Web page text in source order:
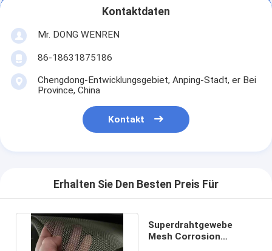
Kontaktdaten
Mr. DONG WENREN
86-18631875186
Chengdong-Entwicklungsgebiet, Anping-Stadt, er Bei
Province, China
Kontakt
Erhalten Sie Den Besten Preis Für
Superdrahtgewebe
Mesh Corrosion